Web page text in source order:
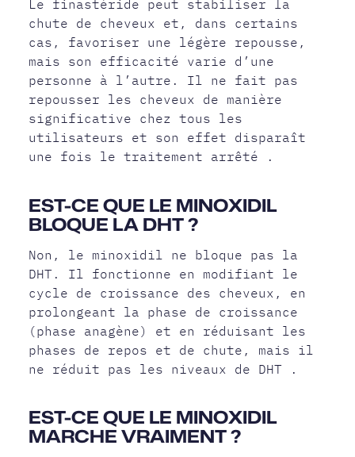
Le finastéride peut stabiliser la
chute de cheveux et, dans certains
cas, favoriser une légère repousse,
mais son efficacité varie d’une
personne à l’autre. Il ne fait pas
repousser les cheveux de manière
significative chez tous les
utilisateurs et son effet disparaît
une fois le traitement arrêté .
EST-CE QUE LE MINOXIDIL
BLOQUE LA DHT ?
Non, le minoxidil ne bloque pas la
DHT. Il fonctionne en modifiant le
cycle de croissance des cheveux, en
prolongeant la phase de croissance
(phase anagène) et en réduisant les
phases de repos et de chute, mais il
ne réduit pas les niveaux de DHT .
EST-CE QUE LE MINOXIDIL
MARCHE VRAIMENT ?